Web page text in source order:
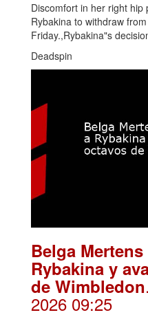
Discomfort in her right
Rybakina to withdraw
Friday.,Rybakina"s
Deadspin
Belga
Rybakina y
de Wimbledon
2026 09:25